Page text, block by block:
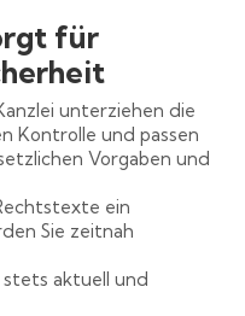
für
unterziehen die
Kontrolle und passen
Vorgaben und
ein
Sie zeitnah
aktuell und